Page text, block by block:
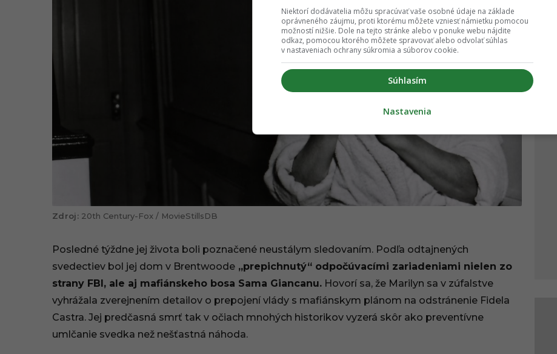
20th Century-Fox / MovieStillsDB
Posledné týždne jej života boli poznačené neustálym sledovaním. Podľa odtajnených
svedectiev bol jej dom v Brentwoode „prepichnutý“ odpočúvacími zariadeniami nielen zo
strany FBI, ale aj mafiánskeho bosa Sama Giancanu. Hovorí sa, že Marilyn sa v zúfalstve
vyhrážala zverejnením detailov o prepojení vlády s mafiánskym plánom na odstránenie Fidela
Castra. Jej predčasná smrť tak v očiach mnohých historikov vyzerá skôr ako preventívne
umlčanie svedka než nešťastná náhoda.
Niektorí dodávatelia môžu spracúvať vaše osobné údaje na základe
oprávneného záujmu, proti ktorému môžete vzniesť námietku pomocou
možností nižšie. Dole na tejto stránke alebo v ponuke webu nájdite
odkaz, pomocou ktorého môžete spravovať alebo odvolať súhlas
v nastaveniach ochrany súkromia a súborov cookie.
Súhlasím
Nastavenia